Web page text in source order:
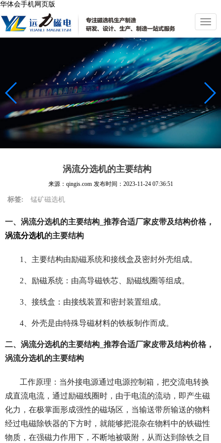
华体会手机网页版
切
换
导
航
涡流分选机的主要结构
来源：qingis.com 发布时间： 2023-11-24 07:36:51
标签: 锰矿磁选机
一、涡流分选机的主要结构_推荐合适厂家皮带及结构价格，
涡流分选机的主要结构
1、主要结构由励磁系统和接线盒及密封外壳组成。
2、励磁系统：由高导磁铁芯、励磁线圈等组成。
3、接线盒：由接线装置和密封装置组成。
4、外壳是由特殊导磁材料的铁板制作而成。
二、涡流分选机的主要结构_推荐合适厂家皮带及结构价格，
涡流分选机的主要结构
工作原理：当外接电源通过电源控制箱，把交流电转换
成直流电流，通过励磁线圈时，由于电流的流动，即产生磁
化力，在极掌面形成强性的磁场区，当输送带所输送的物料
经过电磁除铁器的下方时，就能够把混杂在物料中的铁磁性
物质，在强磁力作用下，不断地被吸附，从而达到除铁之目